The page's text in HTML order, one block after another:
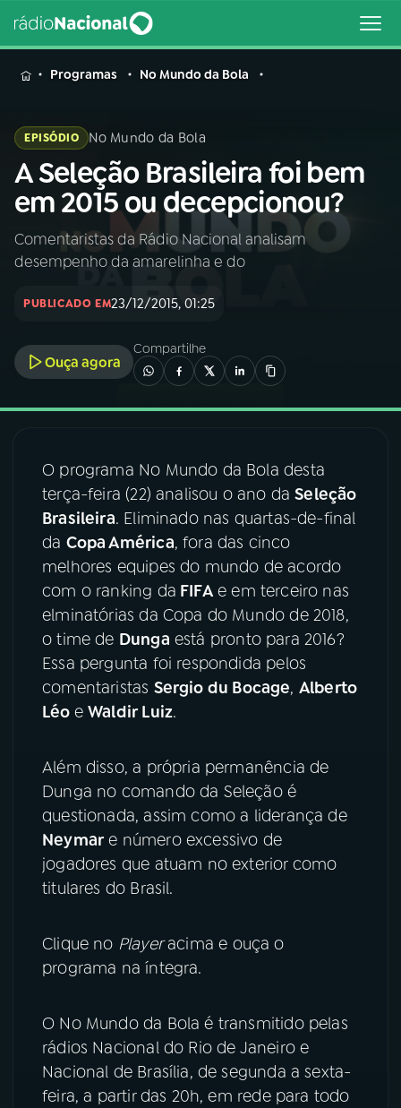
MENU
Buscar
na
Rádio
Nacional
Buscar
AO VIVO
04PROGRAMAS
05 PODCASTS
06 VIDEOCASTS
ÚLTIMAS
ACOMPANHE A RÁDIO NACIONAL
YouTube Facebook
Instagram
Programas No Mundo da Bola
EPISÓDIO No Mundo da Bola
A Seleção Brasileira foi bem
em 2015 ou decepcionou?
Comentaristas da Rádio Nacional analisam
desempenho da amarelinha e do
PUBLICADO EM23/12/2015, 01:25
Ouça agora
Compartilhe
O programa No Mundo da Bola desta
terça-feira (22) analisou o ano daSeleção
Brasileira. Eliminado nas quartas-de-final
da Copa América, fora das cinco
melhores equipes do mundo de acordo
com o ranking da FIFAe em terceiro nas
elminatórias da Copa do Mundo de 2018,
o time de Dunga está pronto para 2016?
Essa pergunta foi respondida pelos
comentaristas Sergio du Bocage, Alberto
Léo eWaldir Luiz.
Além disso, a própria permanência de
Dunga no comando da Seleção é
questionada, assim como a liderança de
Neymare número excessivo de
jogadores que atuam no exterior como
titulares do Brasil.
Clique no Playeracima e ouça o
programa na íntegra.
O No Mundo da Bola é transmitido pelas
rádios Nacional do Rio de Janeiro e
Nacional de Brasília, de segunda a sexta-
feira, a partir das 20h, em rede para todo